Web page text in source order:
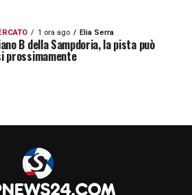
1 ora ago Elia Serra
B della Sampdoria, la pista può
prossimamente